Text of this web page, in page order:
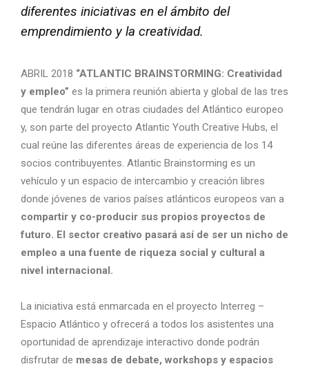
diferentes iniciativas en el ámbito del
emprendimiento y la creatividad.
ABRIL 2018 “ATLANTIC BRAINSTORMING: Creatividad
y empleo” es la primera reunión abierta y global de las tres
que tendrán lugar en otras ciudades del Atlántico europeo
y, son parte del proyecto Atlantic Youth Creative Hubs, el
cual reúne las diferentes áreas de experiencia de los 14
socios contribuyentes. Atlantic Brainstorming es un
vehículo y un espacio de intercambio y creación libres
donde jóvenes de varios países atlánticos europeos van a
compartir y co-producir sus propios proyectos de
futuro. El sector creativo pasará así de ser un nicho de
empleo a una fuente de riqueza social y cultural a
nivel internacional.
La iniciativa está enmarcada en el proyecto Interreg –
Espacio Atlántico y ofrecerá a todos los asistentes una
oportunidad de aprendizaje interactivo donde podrán
disfrutar de mesas de debate, workshops y espacios